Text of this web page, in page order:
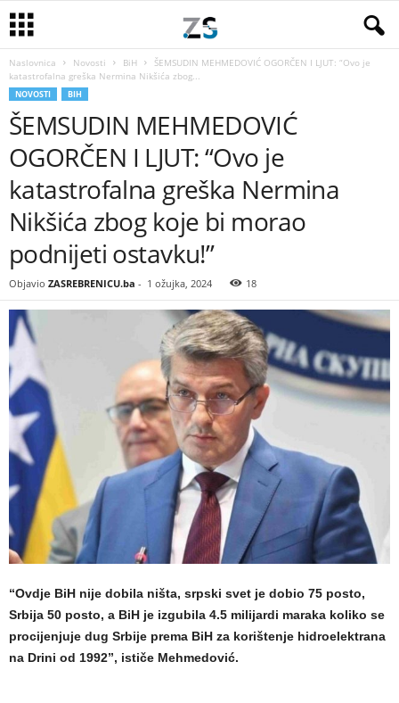
Naslovnica Novosti BiH
ŠEMSUDIN MEHMEDOVIĆ OGORČEN I LJUT: “Ovo je
katastrofalna greška Nermina Nikšića zbog...
NOVOSTI BIH
ŠEMSUDIN MEHMEDOVIĆ
OGORČEN I LJUT: “Ovo je
katastrofalna greška Nermina
Nikšića zbog koje bi morao
podnijeti ostavku!”
Objavio ZASREBRENICU.ba - 1 ožujka, 2024 18
“Ovdje BiH nije dobila ništa, srpski svet je dobio 75 posto,
Srbija 50 posto, a BiH je izgubila 4.5 milijardi maraka koliko se
procijenjuje dug Srbije prema BiH za korištenje hidroelektrana
na Drini od 1992”, ističe Mehmedović.